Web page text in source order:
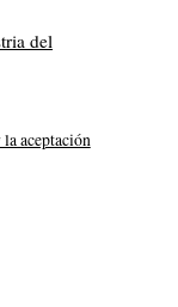
del
aceptación